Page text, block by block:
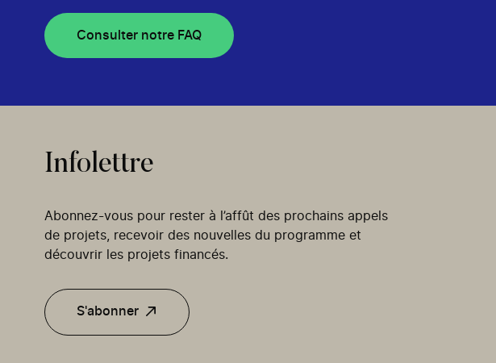
Consulter notre FAQ
Infolettre
Abonnez-vous pour rester à l’affût des prochains appels
de projets, recevoir des nouvelles du programme et
découvrir les projets financés.
S'abonner